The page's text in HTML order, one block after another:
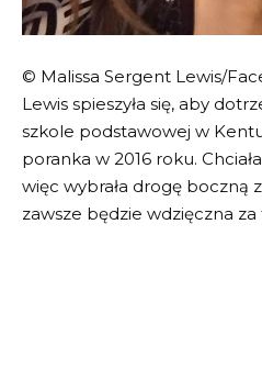
© Malissa Sergent Lewis/
Lewis spieszyła się, aby
szkole podstawowej w
poranka w 2016 roku.
więc wybrała drogę boczną
zawsze będzie wdzięczna